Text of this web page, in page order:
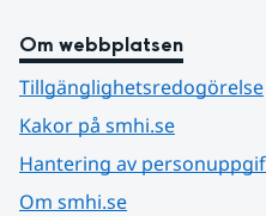
Om webbplatsen
Tillgänglighetsredogörelse
Kakor på smhi.se
Hantering av
Om smhi.se